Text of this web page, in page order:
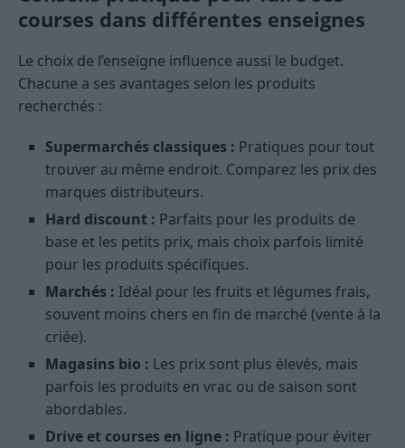
courses dans différentes enseignes
Le choix de l’enseigne influence aussi le budget.
Chacune a ses avantages selon les produits
recherchés :
Supermarchés classiques : Pratiques pour tout
trouver au même endroit. Comparez les prix des
marques distributeurs.
Hard discount : Parfaits pour les produits de
base et les petits prix, mais choix parfois limité
pour les produits spécifiques.
Marchés : Idéal pour les fruits et légumes frais,
souvent moins chers en fin de marché (vente à la
criée).
Magasins bio : Les prix sont plus élevés, mais
parfois les produits en vrac ou de saison sont
abordables.
Drive et courses en ligne : Pratique pour éviter